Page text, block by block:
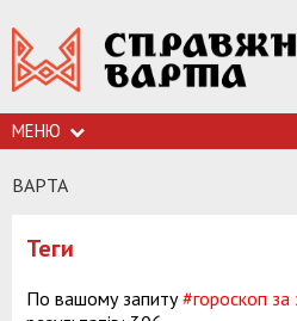
МЕНЮ
ВАРТА
Теги
По вашому запиту#гороскоп за